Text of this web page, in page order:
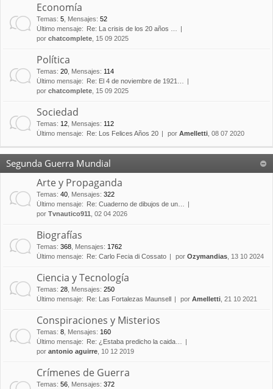
Economía
Temas: 5 Mensajes: 52
Último mensaje:
Re: La crisis de los 20 años …
por chatcomplete , 15 09 2025
Política
Temas: 20 Mensajes: 114
Último mensaje:
Re: El 4 de noviembre de 1921…
por chatcomplete , 15 09 2025
Sociedad
Temas: 12 Mensajes: 112
Último mensaje:
Re: Los Felices Años 20 por Amelletti , 08 07 2020
Segunda Guerra Mundial
Arte y Propaganda
Temas: 40 Mensajes: 322
Último mensaje:
Re: Cuaderno de dibujos de un…
por Tvnautico911 , 02 04 2026
Biografías
Temas: 368 Mensajes: 1762
Último mensaje:
Re: Carlo Fecia di Cossato por Ozymandias , 13 10 2024
Ciencia y Tecnología
Temas: 28 Mensajes: 250
Último mensaje:
Re: Las Fortalezas Maunsell por Amelletti , 21 10 2021
Conspiraciones y Misterios
Temas: 8 Mensajes: 160
Último mensaje:
Re: ¿Estaba predicho la caida…
por antonio aguirre , 10 12 2019
Crímenes de Guerra
Temas: 56 Mensajes: 372